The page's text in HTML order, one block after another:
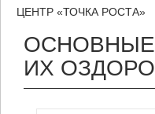
ЦЕНТР «ТОЧКА РОСТА»
ОСНОВНЫЕ
ИХ